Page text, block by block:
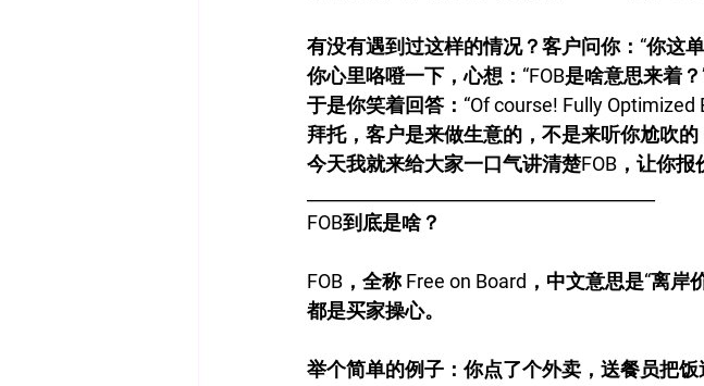
有没有遇到过这样的情况？客户问你：“你这
你心里咯噔一下，心想：“FOB是啥意思来着？
于是你笑着回答：“Of course! Fully
拜托，客户是来做生意的，不是来听你尬吹
今天我就来给大家一口气讲清楚FOB，让你报
FOB到底是啥？
FOB，全称 Free on Board，中文意思是“离
都是买家操心。
举个简单的例子：你点了个外卖，送餐员把